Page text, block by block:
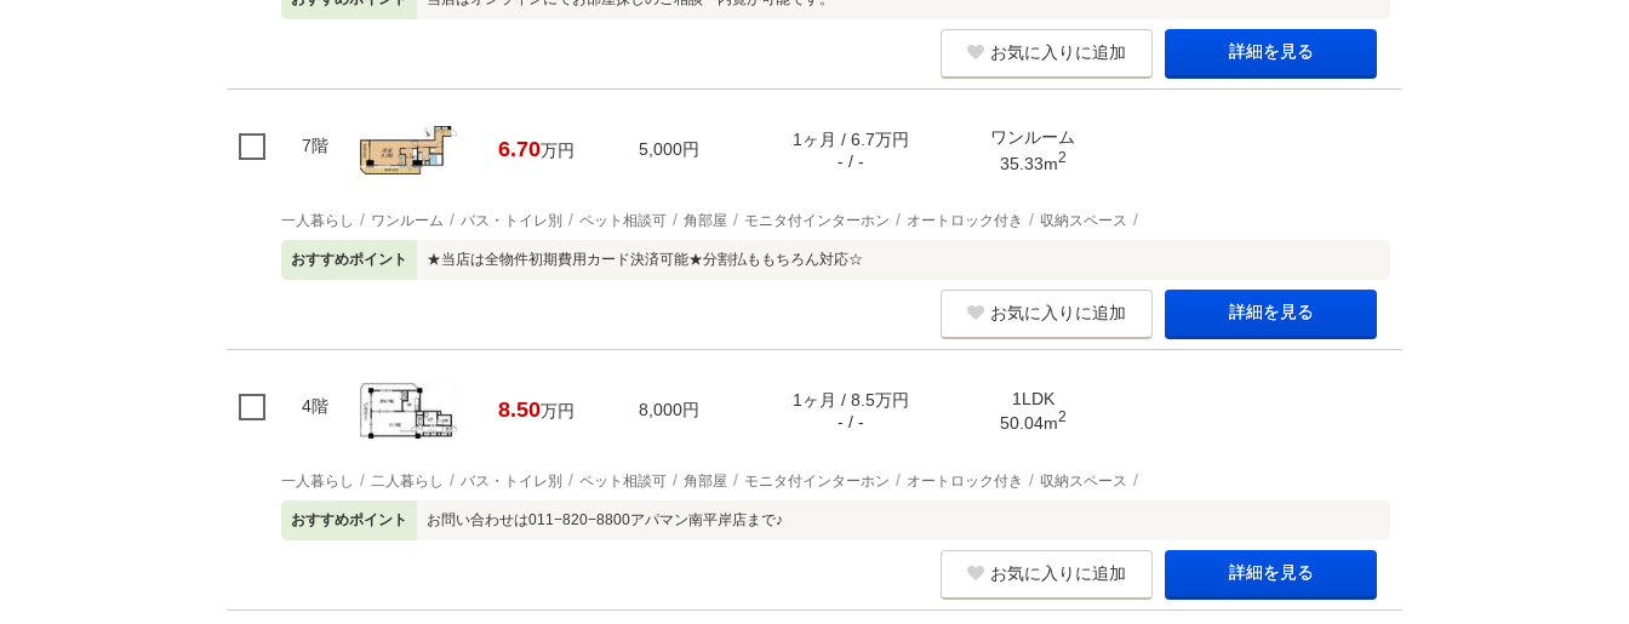
お気に入りに追加 詳細を見る
7階 6.70万円 5,000円
1ヶ月 / 6.7万円
- / -
ワンルーム
35.33m2
一人暮らし ワンルーム バス・トイレ別 ペット相談可 角部屋 モニタ付インターホン オートロック付き 収納スペース
おすすめポイント ★当店は全物件初期費用カード決済可能★分割払ももちろん対応☆
お気に入りに追加 詳細を見る
4階 8.50万円 8,000円
1ヶ月 / 8.5万円
- / -
1LDK
50.04m2
一人暮らし 二人暮らし バス・トイレ別 ペット相談可 角部屋 モニタ付インターホン オートロック付き 収納スペース
おすすめポイント お問い合わせは011−820−8800アパマン南平岸店まで♪
お気に入りに追加 詳細を見る